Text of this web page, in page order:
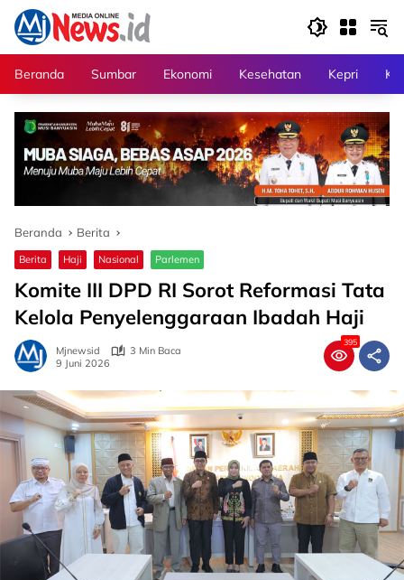
Langsung
konten
Beranda
Sumbar Ekonomi Kesehatan Kepri
Beranda Berita
Berita Haji Nasional Parlemen
Komite III DPD RI Sorot Reformasi Tata
Kelola Penyelenggaraan Ibadah Haji
Mjnewsid
3 Min Baca
9 Juni 2026
395